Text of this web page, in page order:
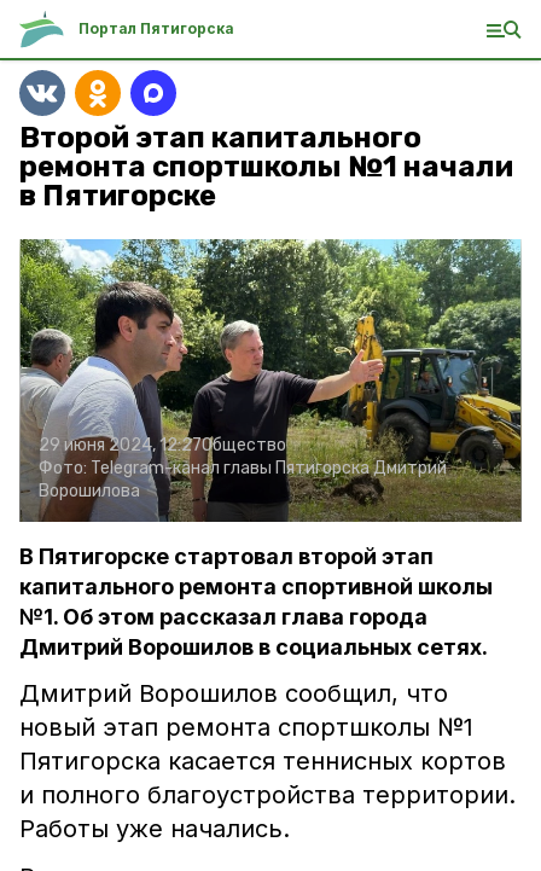
Портал Пятигорска
Второй этап капитального
ремонта спортшколы №1 начали
в Пятигорске
29 июня 2024, 12:27Общество
Фото: Telegram-канал главы Пятигорска Дмитрий
Ворошилова
В Пятигорске стартовал второй этап
капитального ремонта спортивной школы
№1. Об этом рассказал глава города
Дмитрий Ворошилов в социальных сетях.
Дмитрий Ворошилов сообщил, что
новый этап ремонта спортшколы №1
Пятигорска касается теннисных кортов
и полного благоустройства территории.
Работы уже начались.